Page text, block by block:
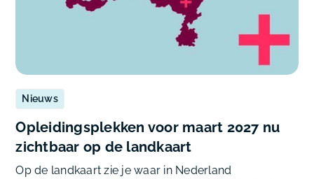
Nieuws
Opleidingsplekken voor maart 2027 nu
zichtbaar op de landkaart
Op de landkaart zie je waar in Nederland